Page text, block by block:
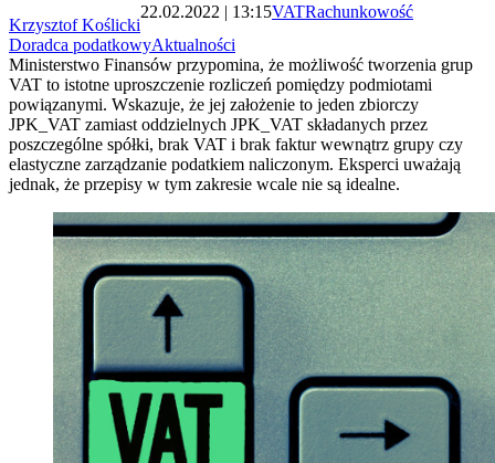
Krzysztof Koślicki
22.02.2022 | 13:15VATRachunkowość
Doradca podatkowyAktualności
Ministerstwo Finansów przypomina, że możliwość tworzenia grup
VAT to istotne uproszczenie rozliczeń pomiędzy podmiotami
powiązanymi. Wskazuje, że jej założenie to jeden zbiorczy
JPK_VAT zamiast oddzielnych JPK_VAT składanych przez
poszczególne spółki, brak VAT i brak faktur wewnątrz grupy czy
elastyczne zarządzanie podatkiem naliczonym. Eksperci uważają
jednak, że przepisy w tym zakresie wcale nie są idealne.